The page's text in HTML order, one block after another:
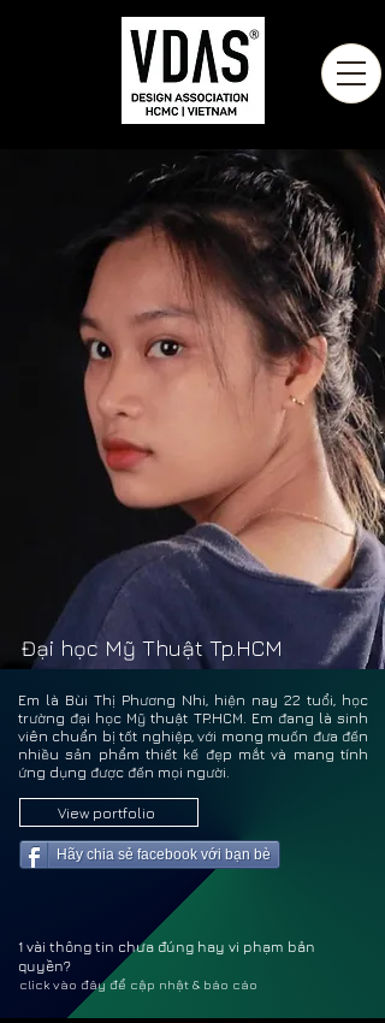
Đại học Mỹ Thuật Tp.HCM
Em là Bùi Thị Phương Nhi, hiện nay 22 tuổi, học
trường đại học Mỹ thuật TP.HCM. Em đang là sinh
viên chuẩn bị tốt nghiệp, với mong muốn đưa đến
nhiều sản phẩm thiết kế đẹp mắt và mang tính
ứng dụng được đến mọi người.
View portfolio
Hãy chia sẻ facebook với bạn bè
1 vài thông tin chưa đúng hay vi phạm bản
quyền?
click vào đây để cập nhật & báo cáo